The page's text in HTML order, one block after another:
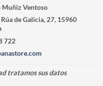
Muñiz Ventoso
de Galicia, 27, 15960
722
tratamos sus datos